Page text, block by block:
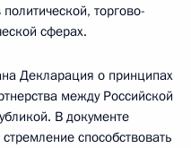
торгово-
сферах.
Декларация о принципах
между Российской
В документе
способствовать